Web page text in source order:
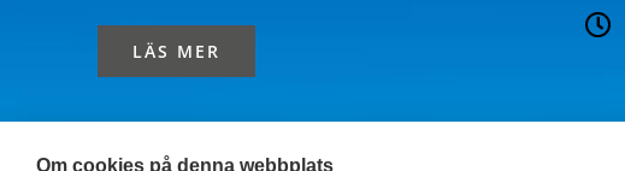
LÄS MER
Om cookies på denna webbplats